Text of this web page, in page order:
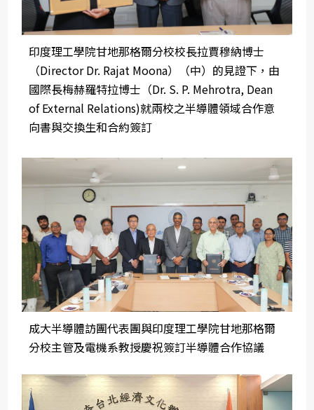
印度理工學院甘地那格爾分校校長拉賈穆納博士
（Director Dr. Rajat Moona）（中）的見證下，由
國際長梅赫羅特拉博士（Dr. S. P. Mehrotra, Dean
of External Relations)就兩校之半導體領域合作意
向書與交換生和合約簽訂
成大半導體訪團代表團與印度理工學院甘地那格爾
分校主管及電機系教授慶祝簽訂半導體合作協議